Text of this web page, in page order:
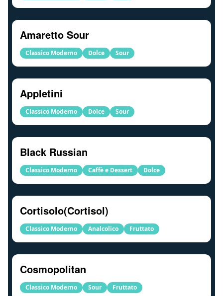
Amaretto Sour
Classico Moderno Dolce Sour
Appletini
Classico Moderno Dolce Sour
Black Russian
Classico Moderno Caffè e Dessert Dolce
Cortisolo(Cortisol)
Classico Moderno Analcolico Fruttato
Cosmopolitan
Classico Moderno Sour Fruttato